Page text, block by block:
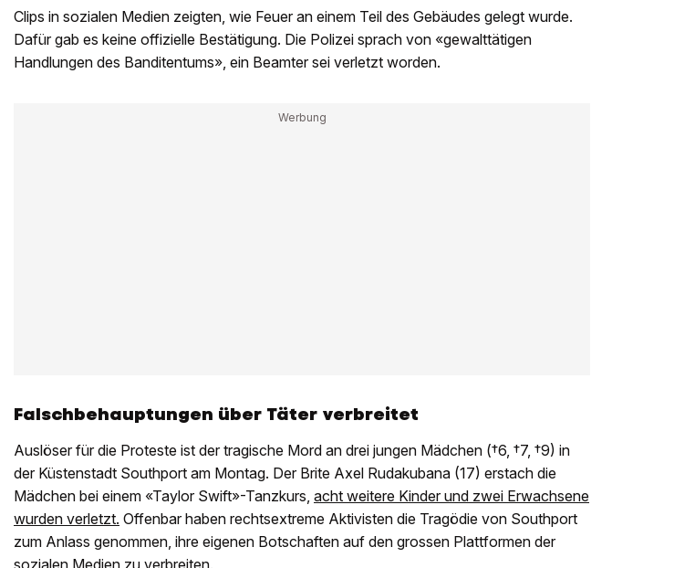
Clips in sozialen Medien zeigten, wie Feuer an einem Teil des Gebäudes gelegt wurde.
Dafür gab es keine offizielle Bestätigung. Die Polizei sprach von «gewalttätigen
Handlungen des Banditentums», ein Beamter sei verletzt worden.
Falschbehauptungen über Täter verbreitet
Auslöser für die Proteste ist der tragische Mord an drei jungen Mädchen (†6, †7, †9) in
der Küstenstadt Southport am Montag. Der Brite Axel Rudakubana (17) erstach die
Mädchen bei einem «Taylor Swift»-Tanzkurs, acht weitere Kinder und zwei Erwachsene
wurden verletzt. Offenbar haben rechtsextreme Aktivisten die Tragödie von Southport
zum Anlass genommen, ihre eigenen Botschaften auf den grossen Plattformen der